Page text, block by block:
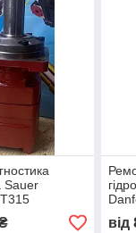
Sauer
від